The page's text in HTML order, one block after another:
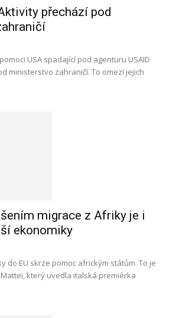
přechází pod
USA spadající pod agenturu USAID
ministerstvo zahraničí. To omezí jejich
migrace z Afriky je i
ekonomiky
do EU skrze pomoc africkým státům. To je
který uvedla italská premiérka